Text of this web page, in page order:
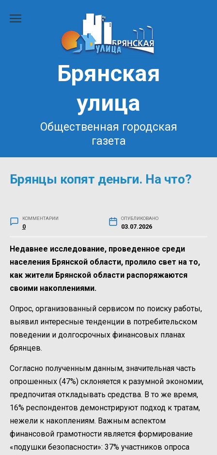
Брянская
улица
Общественная городская
газета
Брянцы копят деньги. На что?
КОММЕНТАРИИ
0
ОПУБЛИКОВАНО
03.07.2026
Недавнее исследование, проведенное среди
населения Брянской области, пролило свет на то,
как жители Брянской области распоряжаются
своими накоплениями.
Опрос, организованный сервисом по поиску работы,
выявил интересные тенденции в потребительском
поведении и долгосрочных финансовых планах
брянцев.
Согласно полученным данным, значительная часть
опрошенных (47%) склоняется к разумной экономии,
предпочитая откладывать средства. В то же время,
16% респондентов демонстрируют подход к тратам,
нежели к накоплениям. Важным аспектом
финансовой грамотности является формирование
«подушки безопасности»: 37% участников опроса